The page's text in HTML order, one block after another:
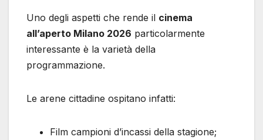
Uno degli aspetti che rende il cinema
all’aperto Milano 2026 particolarmente
interessante è la varietà della
programmazione.
Le arene cittadine ospitano infatti:
Film campioni d’incassi della stagione;